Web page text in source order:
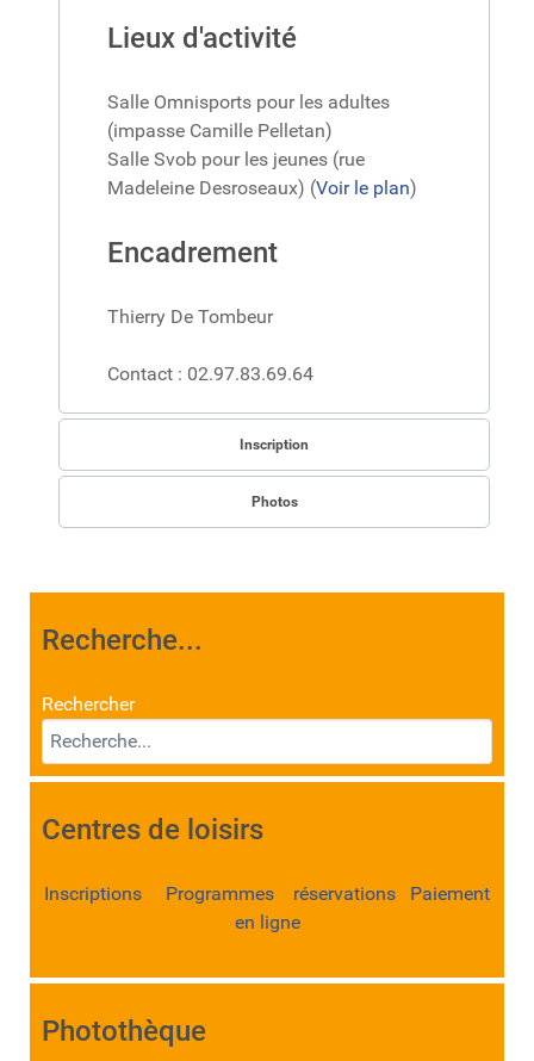
Lieux d'activité
Salle Omnisports pour les adultes
(impasse Camille Pelletan)
Salle Svob pour les jeunes (rue
Madeleine Desroseaux) (Voir le plan)
Encadrement
Thierry De Tombeur
Contact : 02.97.83.69.64
Inscription
Photos
Recherche...
Rechercher
Centres de loisirs
Inscriptions Programmes réservations Paiement
en ligne
Photothèque